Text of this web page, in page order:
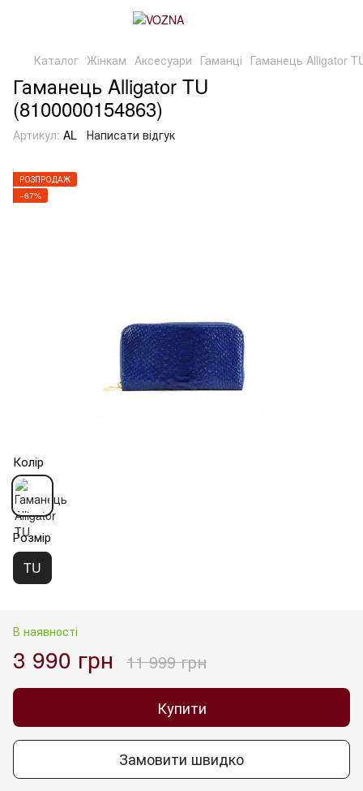
Каталог Жінкам Аксесуари Гаманці Гаманець Alligator
Гаманець Alligator TU
(8100000154863)
Артикул: AL Написати відгук
РОЗПРОДАЖ
−67%
Колір
Розмір
TU
В наявності
3 990 грн 11 999 грн
Купити
Замовити швидко